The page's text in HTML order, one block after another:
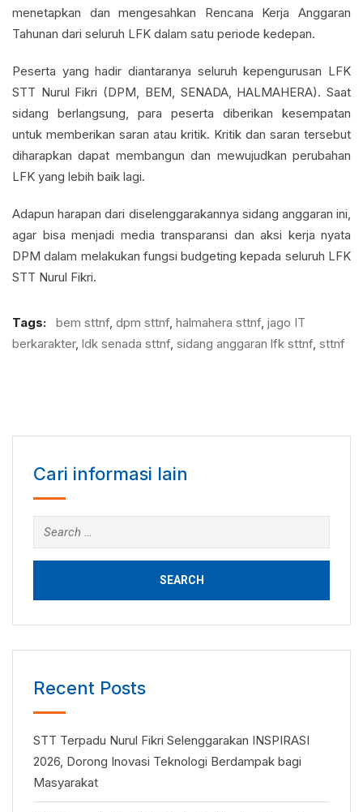
menetapkan dan mengesahkan Rencana Kerja Anggaran
Tahunan dari seluruh LFK dalam satu periode kedepan.
Peserta yang hadir diantaranya seluruh kepengurusan LFK
STT Nurul Fikri (DPM, BEM, SENADA, HALMAHERA). Saat
sidang berlangsung, para peserta diberikan kesempatan
untuk memberikan saran atau kritik. Kritik dan saran tersebut
diharapkan dapat membangun dan mewujudkan perubahan
LFK yang lebih baik lagi.
Adapun harapan dari diselenggarakannya sidang anggaran ini,
agar bisa menjadi media transparansi dan aksi kerja nyata
DPM dalam melakukan fungsi budgeting kepada seluruh LFK
STT Nurul Fikri.
Tags: bem sttnf, dpm sttnf, halmahera sttnf, jago IT
berkarakter, ldk senada sttnf, sidang anggaran lfk sttnf, sttnf
Cari informasi lain
Search
for:
Recent Posts
STT Terpadu Nurul Fikri Selenggarakan INSPIRASI
2026, Dorong Inovasi Teknologi Berdampak bagi
Masyarakat